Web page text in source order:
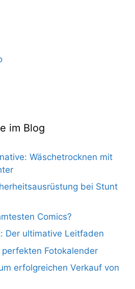
im Blog
Wäschetrocknen mit
bei Stunt
Comics?
Der ultimative Leitfaden
Fotokalender
erfolgreichen Verkauf von